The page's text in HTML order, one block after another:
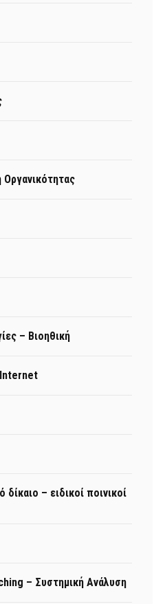
– Βιοηθική
Internet
δίκαιο – ειδικοί ποινικοί
– Συστημική Ανάλυση